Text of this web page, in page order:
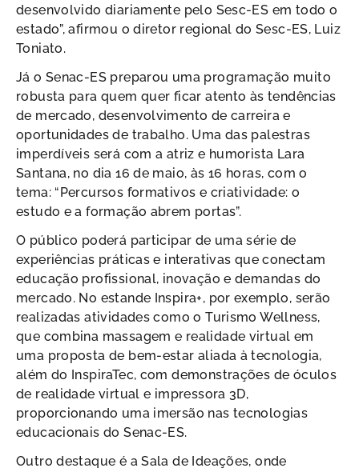
desenvolvido diariamente pelo Sesc-ES em todo o
estado”, afirmou o diretor regional do Sesc-ES, Luiz
Toniato.
Já o Senac-ES preparou uma programação muito
robusta para quem quer ficar atento às tendências
de mercado, desenvolvimento de carreira e
oportunidades de trabalho. Uma das palestras
imperdíveis será com a atriz e humorista Lara
Santana, no dia 16 de maio, às 16 horas, com o
tema: “Percursos formativos e criatividade: o
estudo e a formação abrem portas”.
O público poderá participar de uma série de
experiências práticas e interativas que conectam
educação profissional, inovação e demandas do
mercado. No estande Inspira+, por exemplo, serão
realizadas atividades como o Turismo Wellness,
que combina massagem e realidade virtual em
uma proposta de bem-estar aliada à tecnologia,
além do InspiraTec, com demonstrações de óculos
de realidade virtual e impressora 3D,
proporcionando uma imersão nas tecnologias
educacionais do Senac-ES.
Outro destaque é a Sala de Ideações, onde